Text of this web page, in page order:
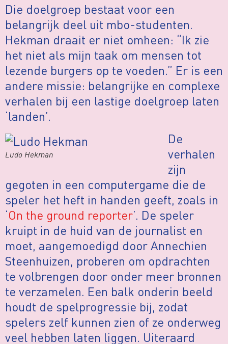
Die doelgroep bestaat voor een
belangrijk deel uit mbo-studenten.
Hekman draait er niet omheen: “Ik zie
het niet als mijn taak om mensen tot
lezende burgers op te voeden.” Er is een
andere missie: belangrijke en complexe
verhalen bij een lastige doelgroep laten
‘landen’.
Ludo Hekman
De
verhalen
zijn
gegoten in een computergame die de
speler het heft in handen geeft, zoals in
‘On the ground reporter’. De speler
kruipt in de huid van de journalist en
moet, aangemoedigd door Annechien
Steenhuizen, proberen om opdrachten
te volbrengen door onder meer bronnen
te verzamelen. Een balk onderin beeld
houdt de spelprogressie bij, zodat
spelers zelf kunnen zien of ze onderweg
veel hebben laten liggen. Uiteraard